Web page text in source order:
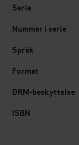
Serie
Nummer i serie
Språk
Format
DRM-beskyttelse
ISBN